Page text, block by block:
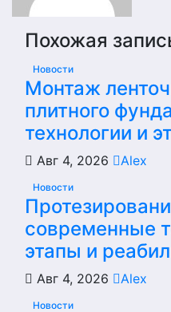
Похожая
Новости
Монтаж
плитного
технологии и
Авг 4, 2026 Alex
Новости
современные
этапы и
Авг 4, 2026 Alex
Новости